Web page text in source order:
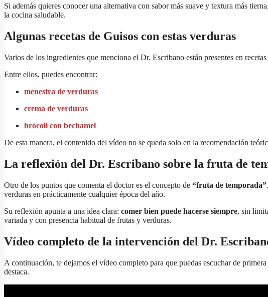
Si además quieres conocer una alternativa con sabor más suave y textura más
la cocina saludable.
Algunas recetas de Guisos con estas verduras
Varios de los ingredientes que menciona el Dr. Escribano están presentes en
Entre ellos, puedes encontrar:
menestra de verduras
crema de verduras
brócoli con bechamel
De esta manera, el contenido del vídeo no se queda solo en la recomendación
La reflexión del Dr. Escribano sobre la fruta de
Otro de los puntos que comenta el doctor es el concepto de “fruta de temporada”
verduras en prácticamente cualquier época del año.
Su reflexión apunta a una idea clara: comer bien puede hacerse siempre, sin
variada y con presencia habitual de frutas y verduras.
Vídeo completo de la intervención del Dr.
A continuación, te dejamos el vídeo completo para que puedas escuchar de
destaca.